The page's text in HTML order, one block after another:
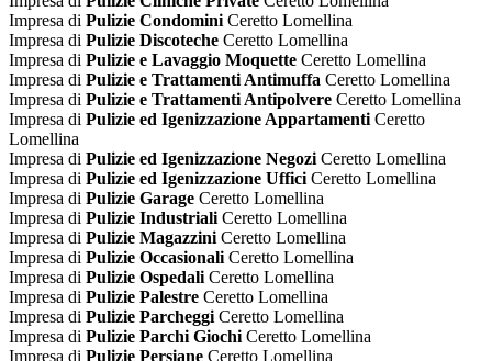
Impresa di Pulizie Condomini Ceretto Lomellina
Impresa di Pulizie Discoteche Ceretto Lomellina
Impresa di Pulizie e Lavaggio Moquette Ceretto Lomellina
Impresa di Pulizie e Trattamenti Antimuffa Ceretto Lomellina
Impresa di Pulizie e Trattamenti Antipolvere Ceretto Lomellina
Impresa di Pulizie ed Igenizzazione Appartamenti Ceretto
Lomellina
Impresa di Pulizie ed Igenizzazione Negozi Ceretto Lomellina
Impresa di Pulizie ed Igenizzazione Uffici Ceretto Lomellina
Impresa di Pulizie Garage Ceretto Lomellina
Impresa di Pulizie Industriali Ceretto Lomellina
Impresa di Pulizie Magazzini Ceretto Lomellina
Impresa di Pulizie Occasionali Ceretto Lomellina
Impresa di Pulizie Ospedali Ceretto Lomellina
Impresa di Pulizie Palestre Ceretto Lomellina
Impresa di Pulizie Parcheggi Ceretto Lomellina
Impresa di Pulizie Parchi Giochi Ceretto Lomellina
Impresa di Pulizie Persiane Ceretto Lomellina